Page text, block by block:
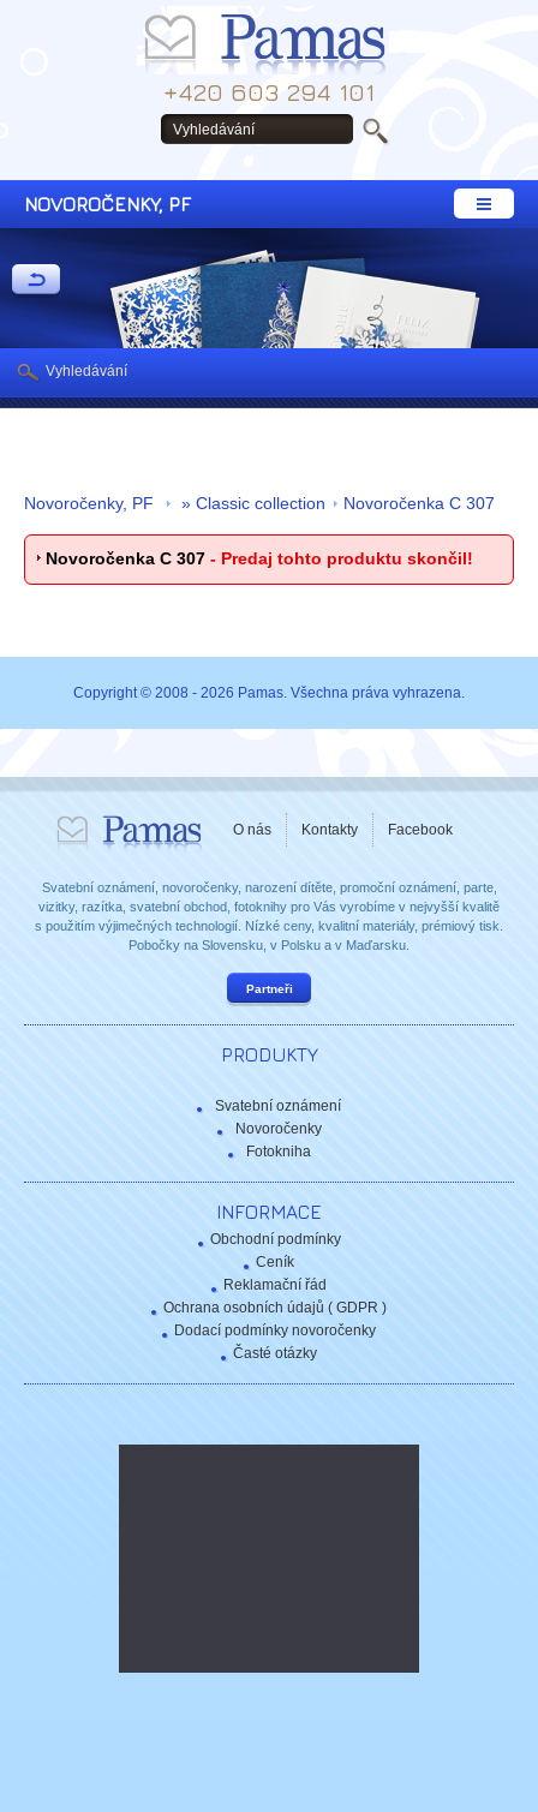
+420 603 294 101
NOVOROČENKY, PF
Novoročenky, PF » Classic collection Novoročenka C 307
Novoročenka C 307 - Predaj tohto produktu skončil!
Vyhledávání
Copyright © 2008 - 2026 Pamas. Všechna práva vyhrazena.
O nás Kontakty Facebook
Svatební oznámení, novoročenky, narození dítěte, promoční oznámení, parte,
vizitky, razítka, svatební obchod, fotoknihy pro Vás vyrobíme v nejvyšší kvalitě
s použitím výjimečných technologií. Nízké ceny, kvalitní materiály, prémiový tisk.
Pobočky na Slovensku, v Polsku a v Maďarsku.
Partneři
PRODUKTY
Svatební oznámení
Novoročenky
Fotokniha
INFORMACE
Obchodní podmínky
Ceník
Reklamační řád
Ochrana osobních údajů ( GDPR )
Dodací podmínky novoročenky
Časté otázky